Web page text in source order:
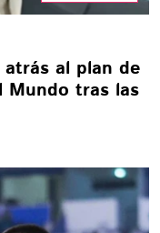
al plan de
Mundo tras las